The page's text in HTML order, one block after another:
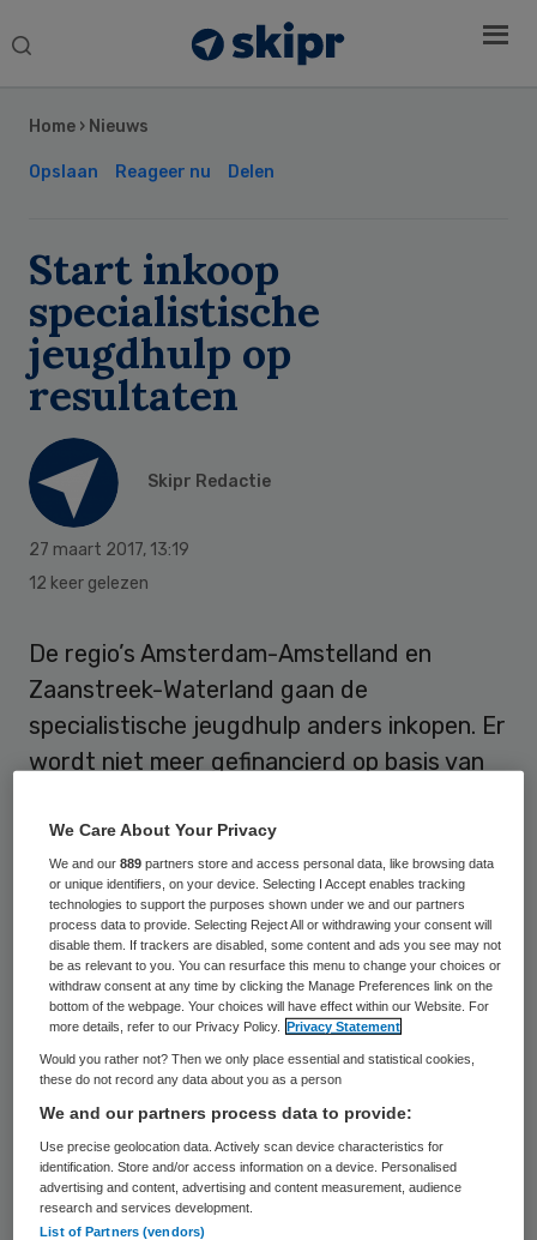
Search
Home › Nieuws
Opslaan Reageer nu Delen
Start inkoop
specialistische
jeugdhulp op
resultaten
Skipr Redactie
27 maart 2017, 13:19
12 keer gelezen
De regio’s Amsterdam-Amstelland en
Zaanstreek-Waterland gaan de
specialistische jeugdhulp anders inkopen. Er
wordt niet meer gefinancierd op basis van
integrale, resultaatgerichte aanpak. De
grondslag daarvoor is het plan dat het
gezin zelf opstelt.
Het gaat om gezinnen met complexe
problemen waar veel hulpverleners over de
vloer komen. Daardoor ontbreekt nu regie.
Voor elk gezin, kind of jeugdige wordt
straks een ‘hoofdaannemer’ aangesteld als
er specialistische jeugdhulp nodig is. Die
hoofdaannemer is verantwoordelijk voor
het behalen van de resultaten uit het plan
Sidebar
We Care About Your Privacy
We and our889 partners store and access personal data, like browsing data
or unique identifiers, on your device. Selecting I Accept enables tracking
technologies to support the purposes shown under we and our partners
process data to provide. Selecting Reject All or withdrawing your consent will
disable them. If trackers are disabled, some content and ads you see may not
be as relevant to you. You can resurface this menu to change your choices or
withdraw consent at any time by clicking the Manage Preferences link on the
bottom of the webpage. Your choices will have effect within our Website. For
more details, refer to our Privacy Policy.
Privacy Statement
Would you rather not? Then we only place essential and statistical cookies,
these do not record any data about you as a person
We and our partners process data to provide:
Use precise geolocation data. Actively scan device characteristics for
identification. Store and/or access information on a device. Personalised
advertising and content, advertising and content measurement, audience
research and services development.
List of Partners (vendors)